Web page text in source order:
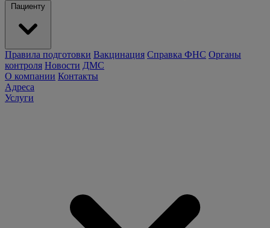
Пациенту
Правила подготовки Вакцинация Справка ФНС Органы
контроля Новости ДМС
О компании Контакты
Адреса
Услуги